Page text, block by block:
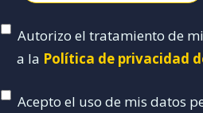
Autorizo el tratamiento de
a la Política de privacidad
Acepto el uso de mis datos